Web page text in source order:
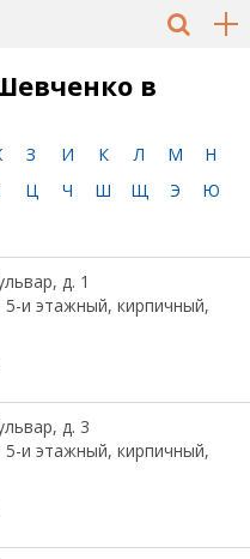
в
З И К Л М
Н
Ц Ч Ш Щ Э
Ю
д. 1
и этажный, кирпичный,
д. 3
и этажный, кирпичный,